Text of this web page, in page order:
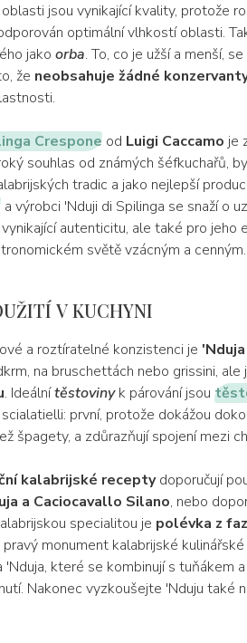
jsou vynikající kvality, protože
optimální vlhkostí oblasti.
jako orba. To, co je užší a menší,
že neobsahuje žádné
Cresponeod Luigi Caccamo je
souhlas od známých šéfkuchařů,
tradic a jako nejlepší
a výrobci 'Nduji di Spilinga se snaží o
autenticitu, ale také pro jeho
světě vzácným a cenným.
V KUCHYNI
a roztíratelné konzistenci je 'Nduja
na bruschettách nebo grissini,
. Ideálnítěstovinyk párování jsou
první, protože dokážou
špagety, a zdůrazňují spojení mezi
kalabrijské receptydoporučují
a Caciocavallo Silano, nebo
specialitou je polévka z
pravý monument kalabrijské
'Nduja, které se kombinují s tuňákem
Nakonec vyzkoušejte 'Nduju také